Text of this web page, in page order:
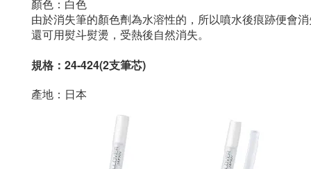
顏色 ：白色
由於消失筆的顏色劑為水溶性的，所以噴水後痕跡便會
還可用熨斗熨燙，受熱後自然消失。
規格： 24-424(2支筆芯)
產地：日本